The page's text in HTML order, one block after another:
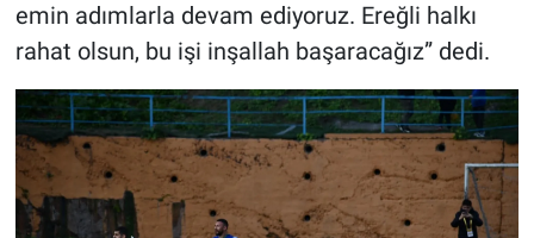
emin adımlarla devam ediyoruz. Ereğli halkı
rahat olsun, bu işi inşallah başaracağız” dedi.